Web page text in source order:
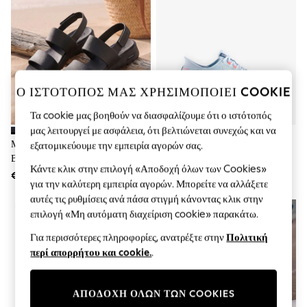
Sets & Outfits
Tops
T-Shirts
Nightwear & Pyjamas
Trousers & Leggings
Bodysuits & Vests
Swimwear
Shorts & Skirts
Babygrows & Sleepsuits
Jeans
Jumpsuits & Playsuits
Tops
Dresses
Shorts
Skirts
Rash Vests
Sun Safe Swimwear
New In
Μαύρο - Skechers Αψιδωτά
Βήματα, Ονειρευτικά Πέδιλα
Ημέρας
€ 56
Skechers Glide Step Altus
€ 163
ΝΈΕΣ ΑΦΊΞΕΙΣ
Ο ΙΣΤΟΤΟΠΟΣ ΜΑΣ ΧΡΗΣΙΜΟΠΟΙΕΙ COOKIE
Τα cookie μας βοηθούν να διασφαλίζουμε ότι ο ιστότοπός
μας λειτουργεί με ασφάλεια, ότι βελτιώνεται συνεχώς και να
εξατομικεύουμε την εμπειρία αγορών σας.
Κάντε κλικ στην επιλογή «Αποδοχή όλων των Cookies»
για την καλύτερη εμπειρία αγορών. Μπορείτε να αλλάξετε
αυτές τις ρυθμίσεις ανά πάσα στιγμή κάνοντας κλικ στην
επιλογή «Μη αυτόματη διαχείριση cookie» παρακάτω.
Για περισσότερες πληροφορίες, ανατρέξτε στηνΠολιτική
περί απορρήτου και cookie..
ΑΠΟΔΟΧΗ ΟΛΩΝ ΤΩΝ COOKIES